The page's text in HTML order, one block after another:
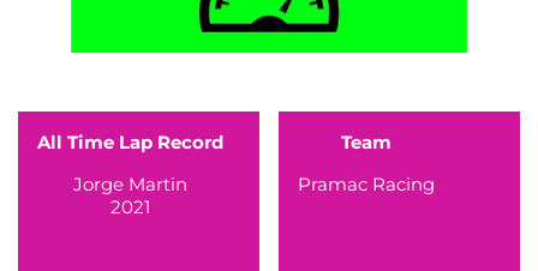
All Time Lap Record
Jorge Martin
2021
Team
Pramac Racing